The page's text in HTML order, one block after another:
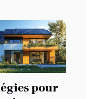
pour